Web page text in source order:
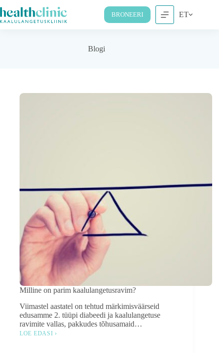
BRONEERI ET
Blogi
Milline on parim kaalulangetusravim?
Viimastel aastatel on tehtud märkimisväärseid
edusamme 2. tüüpi diabeedi ja kaalulangetuse
ravimite vallas, pakkudes tõhusamaid…
LOE EDASI ›